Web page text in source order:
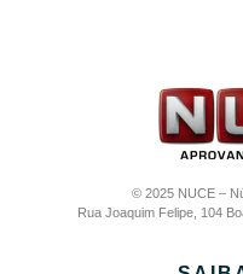
© 2025 NUCE –
Rua Joaquim Felipe, 104